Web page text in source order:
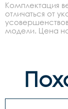
Комплектация
отличаться от
модели. Цена на